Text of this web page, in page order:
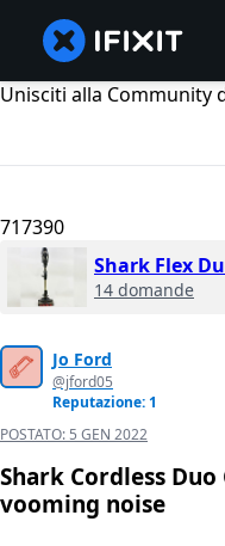
Unisciti alla Community
717390
Shark Flex
14 domande
Jo Ford
@jford05
Reputazione: 1
POSTATO: 5 GEN 2022
Shark Cordless
vooming noise